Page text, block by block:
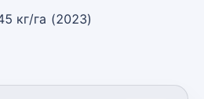
кг/га (2023)